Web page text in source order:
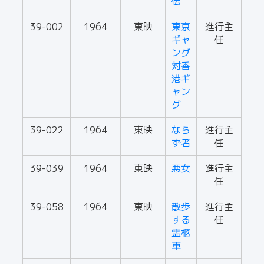
39-002 1964 東映
東京
ギャ
ング
対香
港ギ
ャン
グ
進行主
任
39-022 1964 東映
なら
ず者
進行主
任
39-039
1964 東映 悪女
進行主
任
39-058
1964 東映
散歩
する
霊柩
車
進行主
任